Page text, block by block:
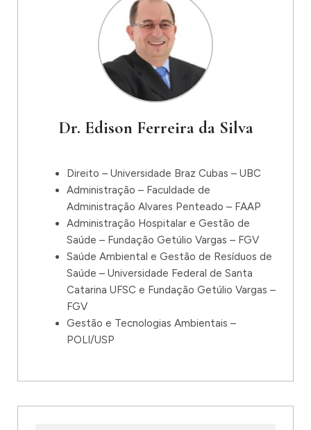
Dr. Edison Ferreira da Silva
Direito – Universidade Braz Cubas – UBC
Administração – Faculdade de
Administração Alvares Penteado – FAAP
Administração Hospitalar e Gestão de
Saúde – Fundação Getúlio Vargas – FGV
Saúde Ambiental e Gestão de Resíduos de
Saúde – Universidade Federal de Santa
Catarina UFSC e Fundação Getúlio Vargas –
FGV
Gestão e Tecnologias Ambientais –
POLI/USP